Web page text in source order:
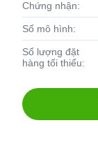
Chứng nhận:
Số mô hình:
Số lượng đặt
hàng tối thiểu: